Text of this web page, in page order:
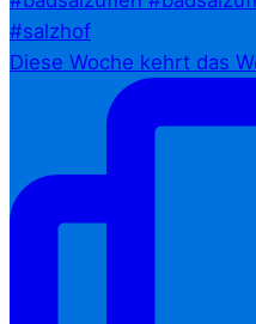
Diese Woche kehrt das